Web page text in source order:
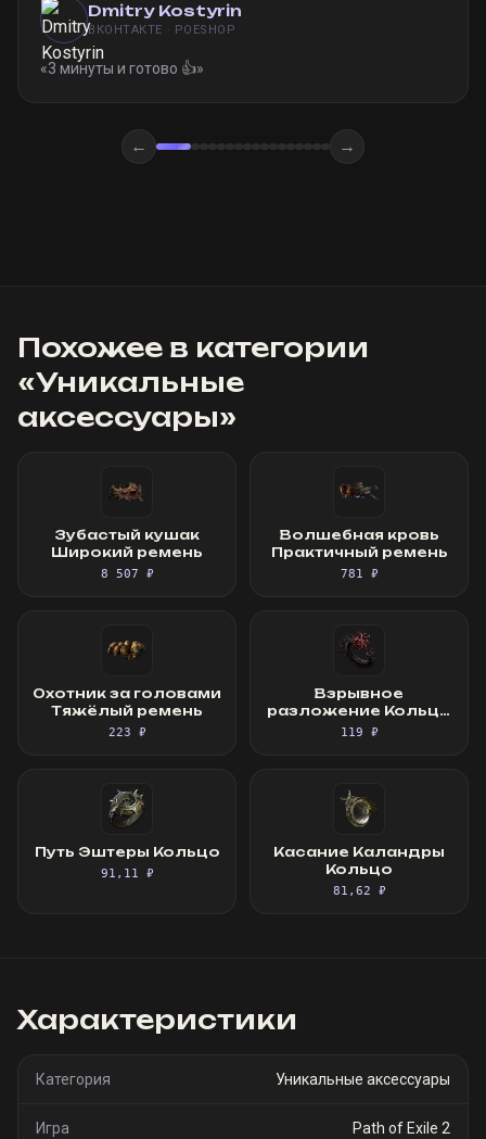
Dmitry Kostyrin
ВКОНТАКТЕ · POESHOP
«3 минуты и готово 👍»
← →
Похожее в категории
«Уникальные
аксессуары»
Зубастый кушак
Широкий ремень
8 507 ₽
Волшебная кровь
Практичный ремень
781 ₽
Охотник за головами
Тяжёлый ремень
223 ₽
Взрывное
разложение Кольцо
без камня
119 ₽
Путь Эштеры Кольцо
91,11 ₽
Касание Каландры
Кольцо
81,62 ₽
Характеристики
Категория Уникальные аксессуары
Игра Path of Exile 2